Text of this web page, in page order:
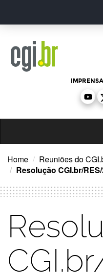
o
IMPRENSA
Home Reuniões do
Resolução CGI.br/